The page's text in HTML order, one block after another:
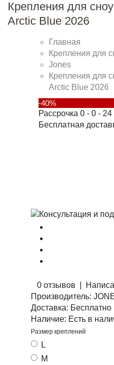
Крепления для
Arctic Blue 2026
Главная
Крепления для
Jones
Крепления для
Arctic Blue 2026
-40%
Рассрочка 0 - 0 - 24
Бесплатная
0 отзывов
Производитель:
Доставка: Бесплатно
Наличие: Есть в
Размер креплений
L
M